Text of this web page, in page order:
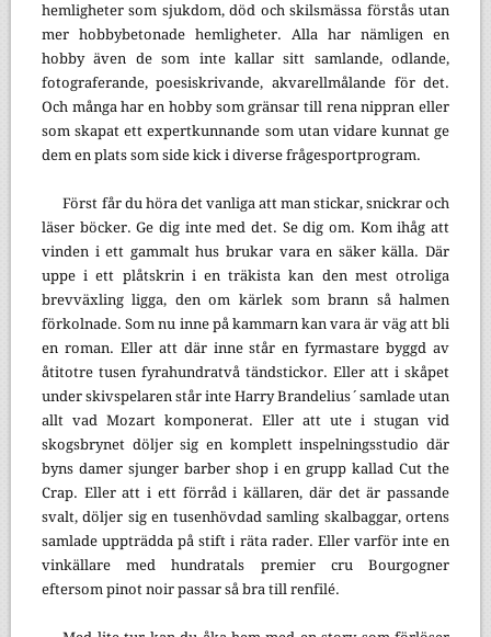
hemligheter som sjukdom, död och skilsmässa förstås utan
mer hobbybetonade hemligheter. Alla har nämligen en
hobby även de som inte kallar sitt samlande, odlande,
fotograferande, poesiskrivande, akvarellmålande för det.
Och många har en hobby som gränsar till rena nippran eller
som skapat ett expertkunnande som utan vidare kunnat ge
dem en plats som side kick i diverse frågesportprogram.
Först får du höra det vanliga att man stickar, snickrar och
läser böcker. Ge dig inte med det. Se dig om. Kom ihåg att
vinden i ett gammalt hus brukar vara en säker källa. Där
uppe i ett plåtskrin i en träkista kan den mest otroliga
brevväxling ligga, den om kärlek som brann så halmen
förkolnade. Som nu inne på kammarn kan vara är väg att bli
en roman. Eller att där inne står en fyrmastare byggd av
åtitotre tusen fyrahundratvå tändstickor. Eller att i skåpet
under skivspelaren står inte Harry Brandelius´samlade utan
allt vad Mozart komponerat. Eller att ute i stugan vid
skogsbrynet döljer sig en komplett inspelningsstudio där
byns damer sjunger barber shop i en grupp kallad Cut the
Crap. Eller att i ett förråd i källaren, där det är passande
svalt, döljer sig en tusenhövdad samling skalbaggar, ortens
samlade uppträdda på stift i räta rader. Eller varför inte en
vinkällare med hundratals premier cru Bourgogner
eftersom pinot noir passar så bra till renfilé.